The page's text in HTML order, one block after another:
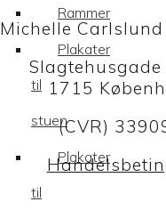
Rammer
Plakater
til
stuen
Plakater
til
Michelle
Slagtehusgade
1715
(CVR)